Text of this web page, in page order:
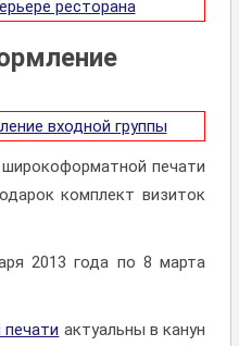
печати
комплект визиток
2013 года по 8 марта
актуальны в канун